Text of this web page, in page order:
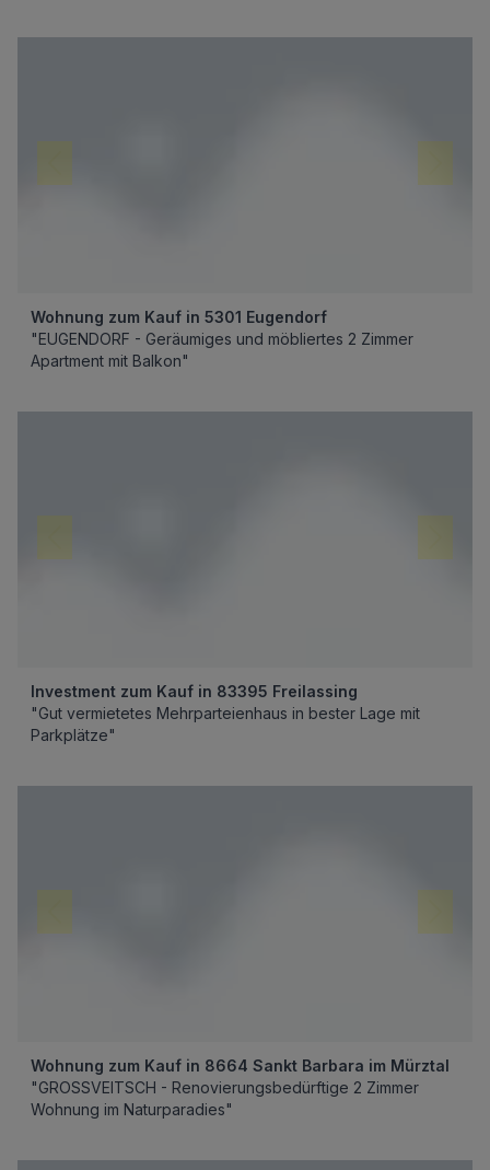
Wohnung zum Kauf in 5301 Eugendorf
"EUGENDORF - Geräumiges und möbliertes 2 Zimmer
Apartment mit Balkon"
Investment zum Kauf in 83395 Freilassing
"Gut vermietetes Mehrparteienhaus in bester Lage mit
Parkplätze"
Wohnung zum Kauf in 8664 Sankt Barbara im Mürztal
"GROSSVEITSCH - Renovierungsbedürftige 2 Zimmer
Wohnung im Naturparadies"